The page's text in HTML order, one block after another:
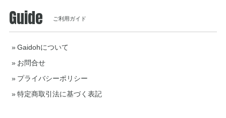
Guide ご利用ガイド
Gaidohについて
お問合せ
プライバシーポリシー
特定商取引法に基づく表記